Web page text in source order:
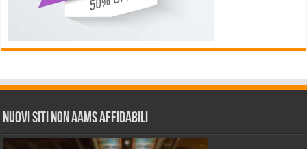
Nuovi siti non AAMS affidabili